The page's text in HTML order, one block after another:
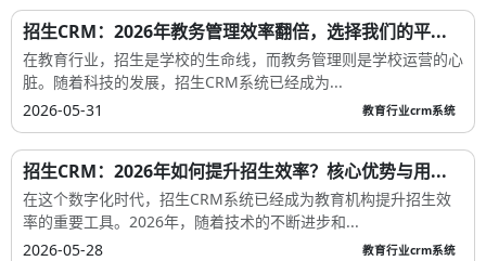
招生CRM：2026年教务管理效率翻倍，选择我们的平...
在教育行业，招生是学校的生命线，而教务管理则是学校运营的心
脏。随着科技的发展，招生CRM系统已经成为...
2026-05-31
教育行业crm系统
招生CRM：2026年如何提升招生效率？核心优势与用...
在这个数字化时代，招生CRM系统已经成为教育机构提升招生效
率的重要工具。2026年，随着技术的不断进步和...
2026-05-28
教育行业crm系统